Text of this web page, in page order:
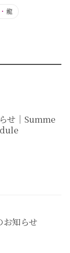
・ 龍
せ｜Summe
お知らせ